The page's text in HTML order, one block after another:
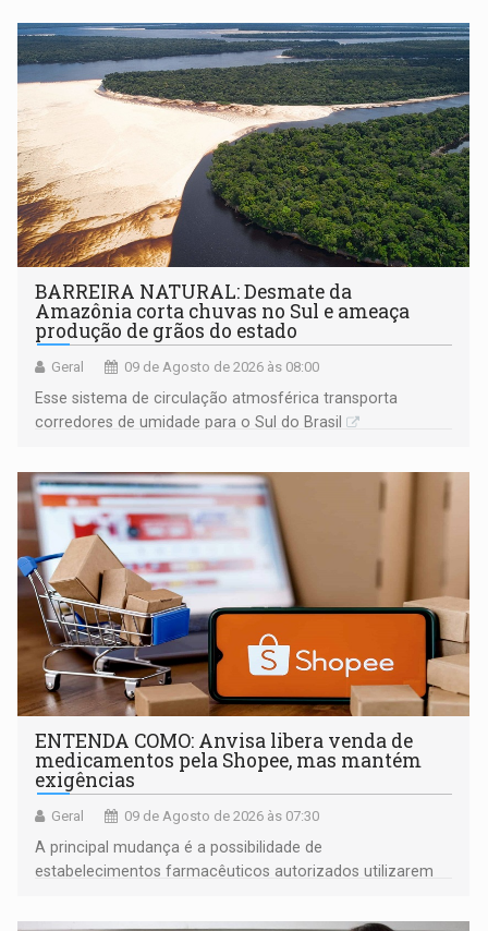
BARREIRA NATURAL: Desmate da
Amazônia corta chuvas no Sul e ameaça
produção de grãos do estado
Geral 09 de Agosto de 2026 às 08:00
Esse sistema de circulação atmosférica transporta
corredores de umidade para o Sul do Brasil
ENTENDA COMO: Anvisa libera venda de
medicamentos pela Shopee, mas mantém
exigências
Geral 09 de Agosto de 2026 às 07:30
A principal mudança é a possibilidade de
estabelecimentos farmacêuticos autorizados utilizarem